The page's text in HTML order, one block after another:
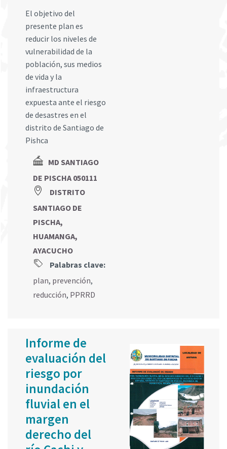
El objetivo del
presente plan es
reducir los niveles de
vulnerabilidad de la
población, sus medios
de vida y la
infraestructura
expuesta ante el riesgo
de desastres en el
distrito de Santiago de
Pishca
MD SANTIAGO
DE PISCHA 050111
DISTRITO
SANTIAGO DE
PISCHA,
HUAMANGA,
AYACUCHO
Palabras clave:
plan, prevención,
reducción, PPRRD
Informe de
evaluación del
riesgo por
inundación
fluvial en el
margen
derecho del